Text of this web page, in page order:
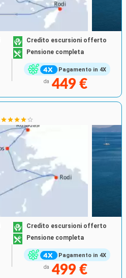
Pagamento in 4X
Credito escursioni offerto
Pensione completa
da 449 €
Pagamento in 4X
Credito escursioni offerto
Pensione completa
da 499 €